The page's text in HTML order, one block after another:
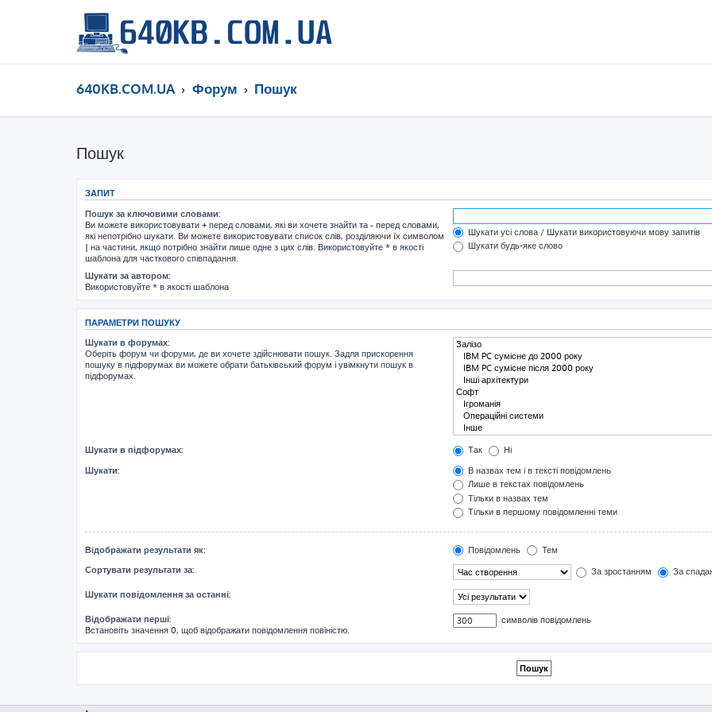
640KB.COM.UA Форум Пошук
Пошук
ЗАПИТ
Пошук за ключовими словами:
Ви можете використовувати + перед словами, які ви хочете знайти та - перед словами,
які непотрібно шукати. Ви можете використовувати список слів, розділяючи їх символом
| на частини, якщо потрібно знайти лише одне з цих слів. Використовуйте * в якості
шаблона для часткового співпадання.
Шукати усі слова / Шукати використовуючи мову запитів
Шукати будь-яке слово
Шукати за автором:
Використовуйте * в якості шаблона
ПАРАМЕТРИ ПОШУКУ
Шукати в форумах:
Оберіть форум чи форуми, де ви хочете здійснювати пошук. Задля прискорення
пошуку в підфорумах ви можете обрати батьківський форум і увімкнути пошук в
підфорумах.
Шукати в підфорумах: Так
Ні
Шукати:
В назвах тем і в тексті повідомлень
Лише в текстах повідомлень
Тільки в назвах тем
Тільки в першому повідомленні теми
Відображати результати як: Повідомлень
Тем
Сортувати результати за:
За зростанням За
Шукати повідомлення за останні:
Відображати перші:
Встановіть значення 0, щоб відображати повідомлення повіністю.
символів повідомлень